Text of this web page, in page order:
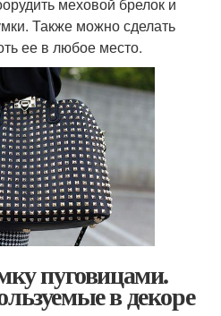
меховой брелок и
Также можно сделать
ее в любое место.
пуговицами.
в декоре